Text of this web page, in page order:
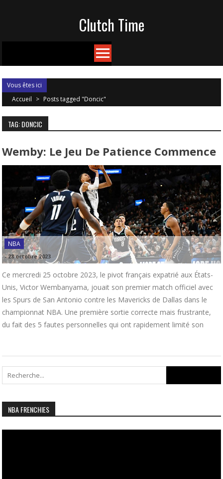
Clutch Time
Vous êtes ici
Accueil > Posts tagged "Doncic"
TAG: DONCIC
Wemby: Le Jeu De Patience Commence
NBA
-28 octobre 2023
Ce mercredi 25 octobre 2023, le pivot français expatrié aux États-
Unis, Victor Wembanyama, jouait son premier match officiel avec
les Spurs de San Antonio contre les Mavericks de Dallas dans le
championnat NBA. Une première sortie correcte mais frustrante,
du fait des 5 fautes personnelles qui ont rapidement limité son
for:
NBA FRENCHIES